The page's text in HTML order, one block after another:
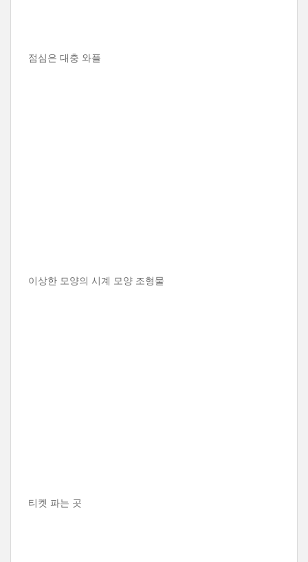
점심은 대충 와플
이상한 모양의 시계 모양 조형물
티켓 파는 곳